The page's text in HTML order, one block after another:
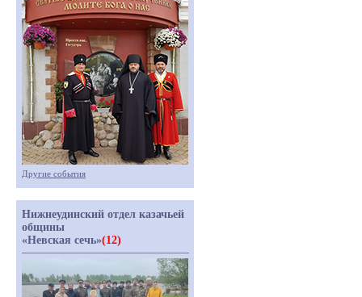
Другие события
Нижнеудинский отдел казачьей
общины
«Невская сечь»(12)